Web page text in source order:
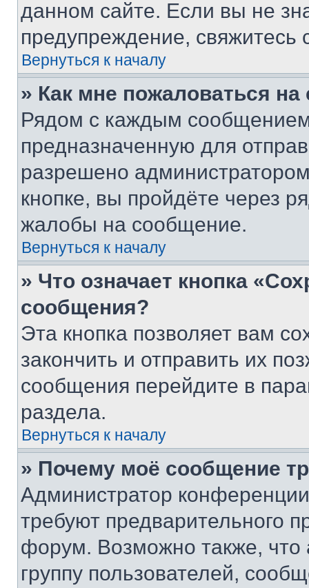
данном сайте. Если вы не
предупреждение,
Вернуться к началу
» Как мне пожаловаться
Рядом с каждым сообщением
предназначенную для
разрешено
кнопке, вы пройдёте через
жалобы на сообщение.
Вернуться к началу
» Что означает кнопка
сообщения?
Эта кнопка позволяет вам
закончить и отправить их
сообщения перейдите в
раздела.
Вернуться к началу
» Почему моё сообщение
Администратор
требуют предварительного
форум. Возможно также, что
группу пользователей,